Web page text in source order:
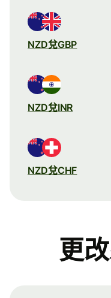
NZD兌GBP
NZD兌INR
NZD兌CHF
更